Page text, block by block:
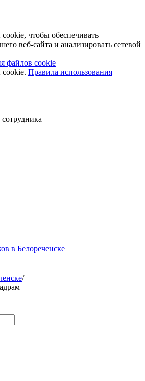
чтобы обеспечивать
веб-сайта и анализировать сетевой
файлов cookie
Правила использования
в Белореченске
/